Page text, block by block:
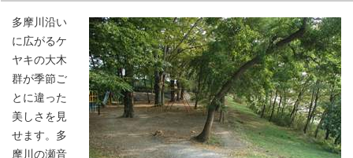
多摩川沿い
に広がるケ
ヤキの大木
群が季節ご
とに違った
美しさを見
せます。多
摩川の瀬音